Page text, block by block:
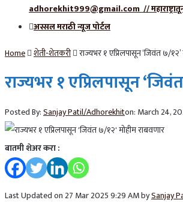
adhorekhit999@gmail.com //
अस्सल मराठी न्यूज पोर्टल
Home
शेती-शेतकरी राज्यभर १ एप्रिलपासून ‘जिवंत ७/
राज्यभर १ एप्रिलपासून
Posted By:Sanjay Patil/Adhorekhiton: March 24,
बातमी शेअर करा :
Last Updated on 27 Mar 2025 9:29 AM bySanjay